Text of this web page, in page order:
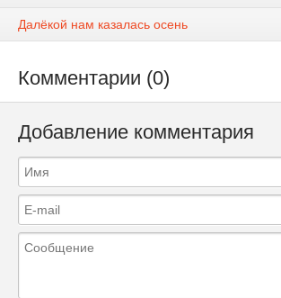
Далёкой нам казалась осень
Комментарии (0)
Добавление комментария